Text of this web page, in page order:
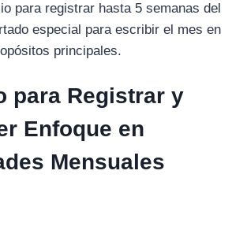
para registrar hasta 5 semanas del
especial para escribir el mes en
principales.
para Registrar y
Enfoque en
Mensuales